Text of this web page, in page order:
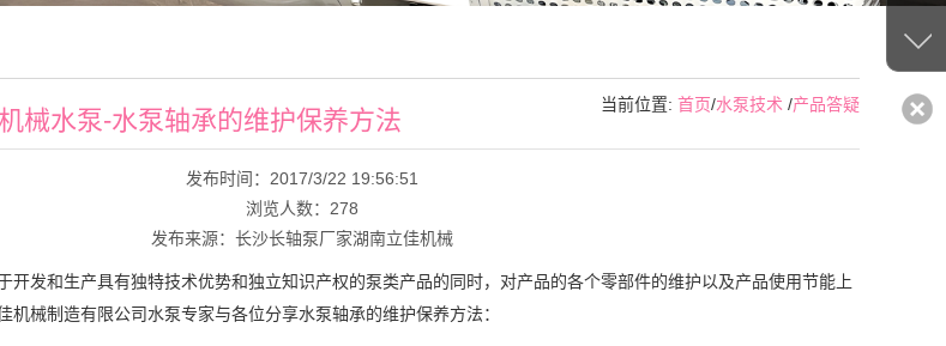
当前位置: 首页/水泵技术 /产品答疑
械水泵-水泵轴承的维护保养方法
发布时间：2017/3/22 19:56:51
浏览人数： 278
发布来源：长沙长轴泵厂家湖南立佳机械
开发和生产具有独特技术优势和独立知识产权的泵类产品的同时，对产品的各个零部件的维护以及产品使用节能上
机械制造有限公司水泵专家与各位分享水泵轴承的维护保养方法：